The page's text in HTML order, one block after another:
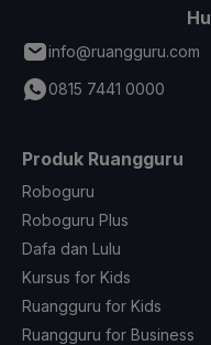
info@ruangguru.com
0815 7441 0000
Produk Ruangguru
Roboguru
Roboguru Plus
Dafa dan Lulu
Kursus for Kids
Ruangguru for Kids
Ruangguru for Business